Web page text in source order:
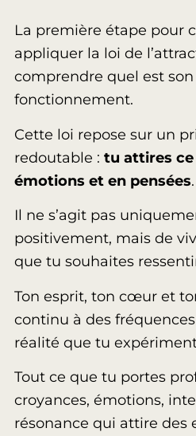
La première étape pour
appliquer la loi de
comprendre quel est
fonctionnement.
Cette loi repose sur un
redoutable : tu attires
émotions et en pensées.
Il ne s’agit pas
positivement, mais de
que tu souhaites
Ton esprit, ton cœur et
continu à des
réalité que tu
Tout ce que tu portes
croyances, émotions,
résonance qui attire des